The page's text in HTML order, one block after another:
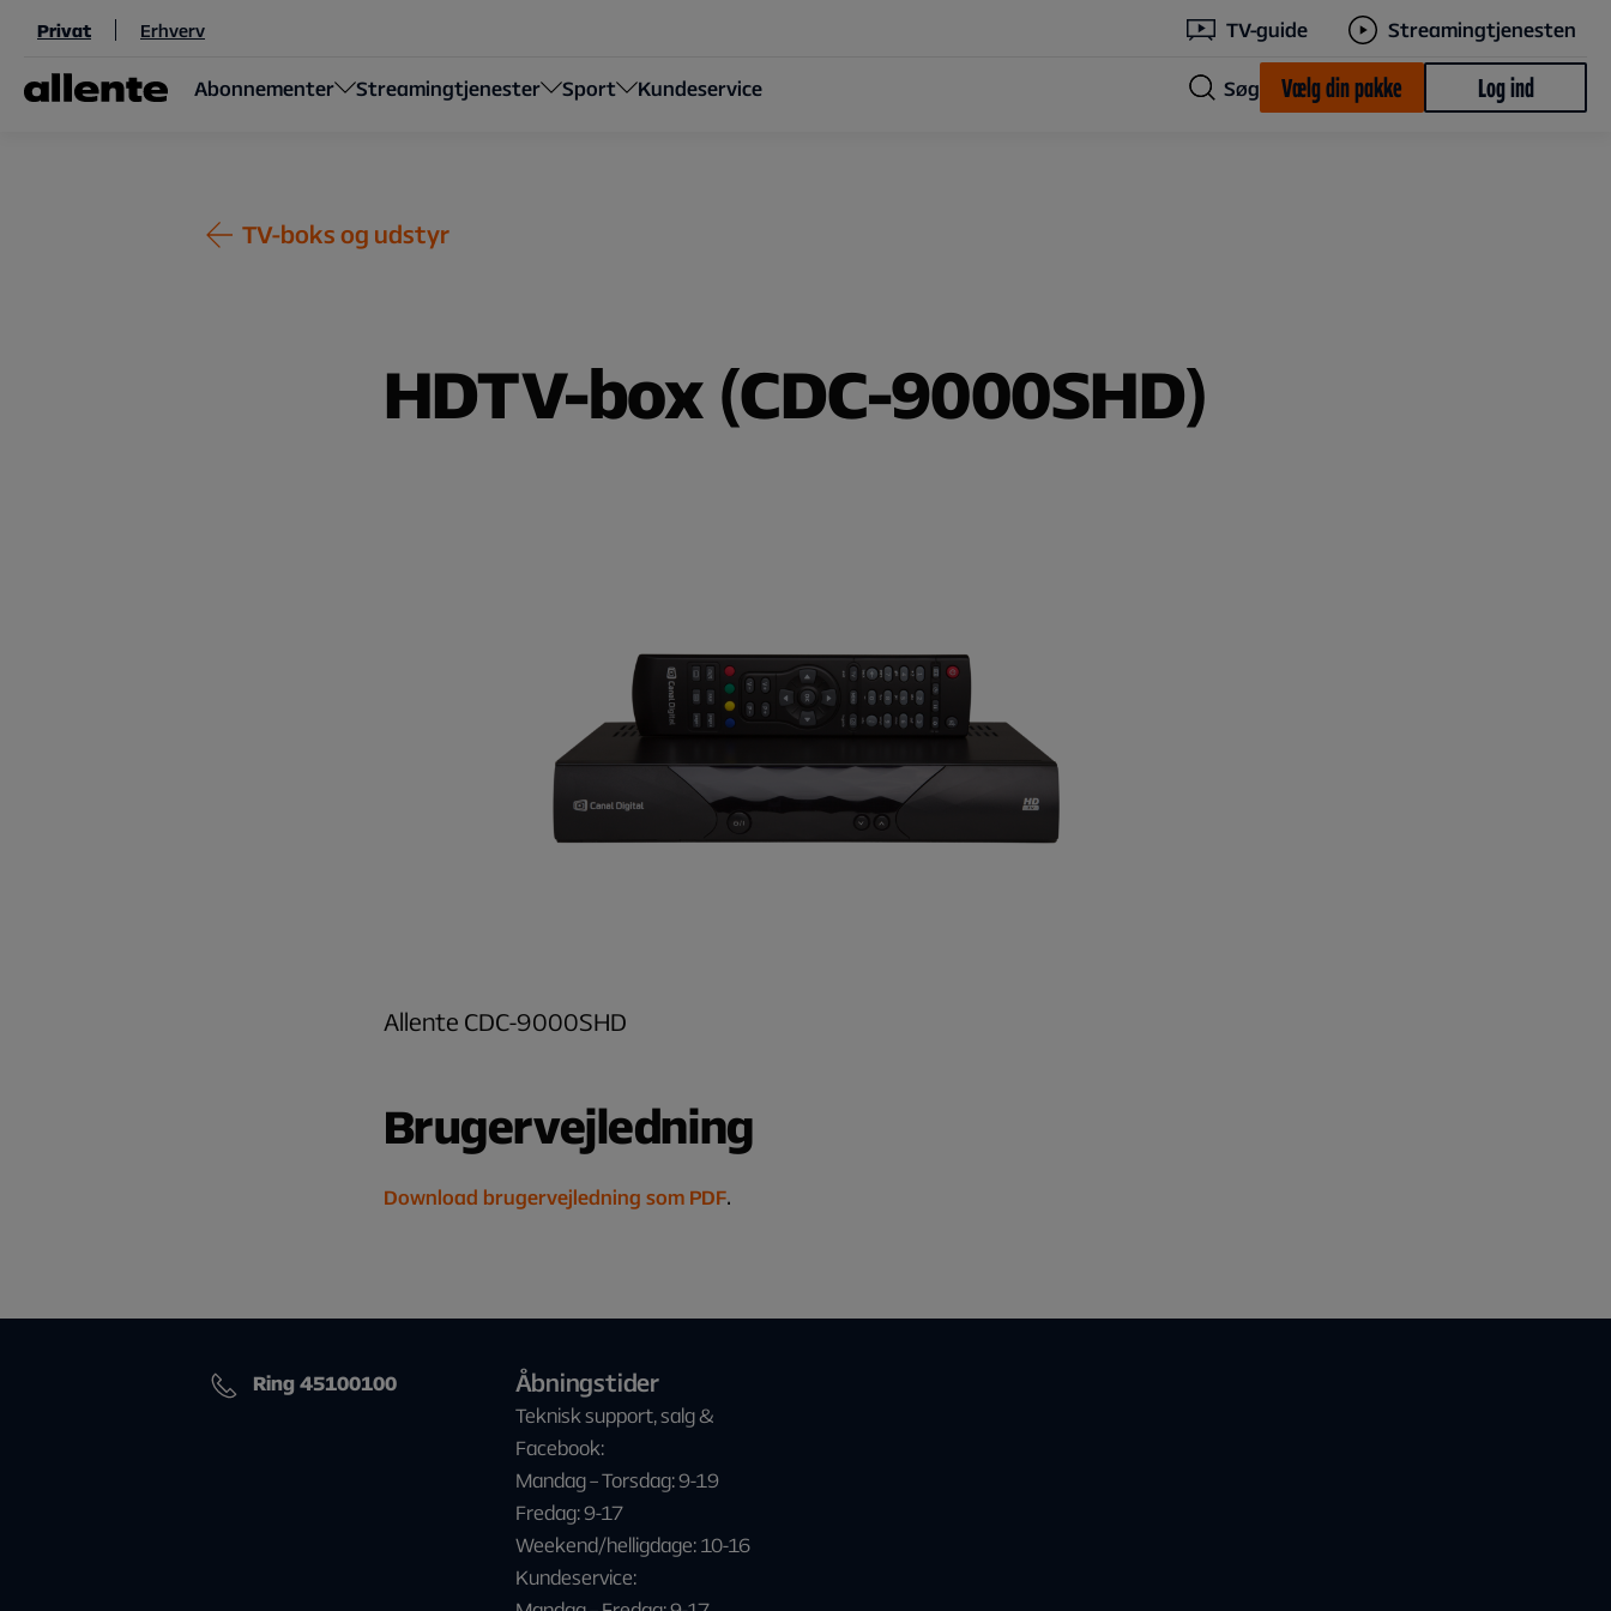
Til hovedindhold
Privat Erhverv TV-guide Streamingtjenesten
Abonnementer Streamingtjenester Sport Kundeservice Søg Vælg din pakke Log ind
TV-boks og udstyr
HDTV-box (CDC-9000SHD)
Allente CDC-9000SHD
Brugervejledning
Download brugervejledning som PDF.
Ring 45100100 Åbningstider
Teknisk support, salg &
Facebook:
Mandag – Torsdag: 9-19
Fredag: 9-17
Weekend/helligdage: 10-16
Kundeservice: